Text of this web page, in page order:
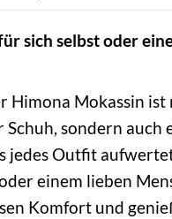
sich selbst oder
Himona Mokassin
Schuh, sondern auch
jedes Outfit
einem lieben
Komfort und